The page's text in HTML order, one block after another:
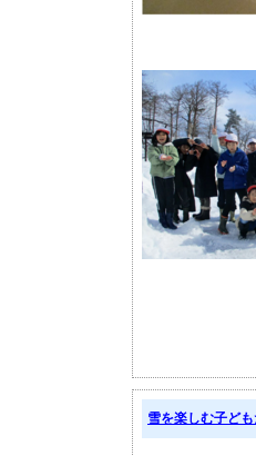
雪を楽しむ子ど